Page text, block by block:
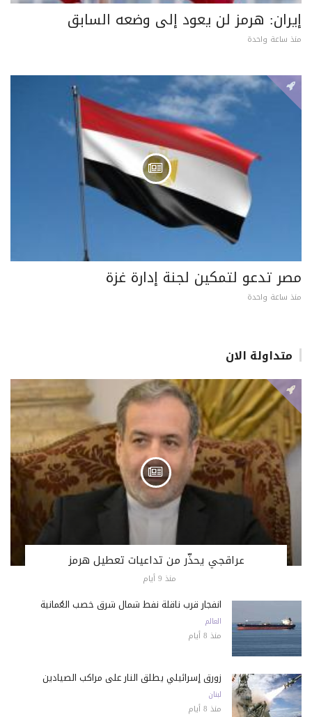
إيران: هرمز لن يعود إلى وضعه السابق
منذ ساعة واحدة
مصر تدعو لتمكين لجنة إدارة غزة
منذ ساعة واحدة
متداولة الان
عراقجي يحذّر من تداعيات تعطيل هرمز
منذ 9 أيام
انفجار قرب ناقلة نفط شمال شرق خصب العُمانية
العالم
منذ 8 أيام
زورق إسرائيلي يطلق النار على مراكب الصيادين
لبنان
منذ 8 أيام